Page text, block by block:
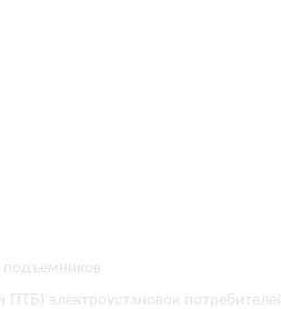
подъемников
электроустановок